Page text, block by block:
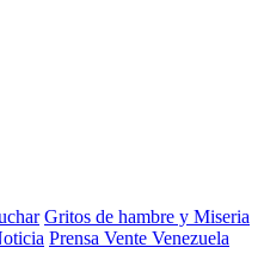
Gritos de hambre y Miseria
Prensa Vente Venezuela